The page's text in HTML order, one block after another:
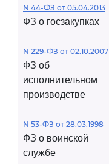
N 44-ФЗ от 05.04.2013
ФЗ о госзакупках
N 229-ФЗ от 02.10.2007
ФЗ об
исполнительном
производстве
N 53-ФЗ от 28.03.1998
ФЗ о воинской
службе